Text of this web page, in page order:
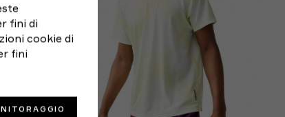
fini di
cookie di
fini